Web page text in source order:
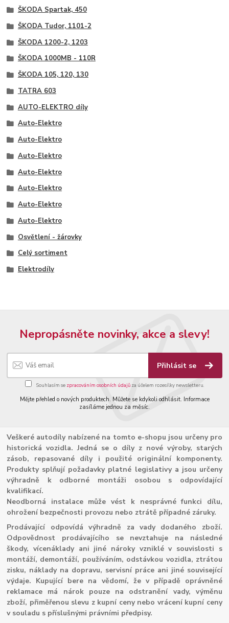
ŠKODA Spartak, 450
ŠKODA Tudor, 1101-2
ŠKODA 1200-2, 1203
ŠKODA 1000MB - 110R
ŠKODA 105, 120, 130
TATRA 603
AUTO-ELEKTRO díly
Auto-Elektro
Auto-Elektro
Auto-Elektro
Auto-Elektro
Auto-Elektro
Auto-Elektro
Auto-Elektro
Osvětlení - žárovky
Celý sortiment
Elektrodíly
Nepropásněte novinky, akce a slevy!
Přihlásit se
Souhlasím se zpracováním osobních údajůza účelem rozesílky newsletteru.
Mějte přehled o nových produktech. Můžete se kdykoli odhlásit. Informace
zasíláme jednou za měsíc.
Veškeré autodíly nabízené na tomto e-shopu jsou určeny pro
historická vozidla. Jedná se o díly z nové výroby, starých
zásob, repasované díly i použité originální komponenty.
Produkty splňují požadavky platné legislativy a jsou určeny
výhradně k odborné montáži osobou s odpovídající
kvalifikací.
Neodborná instalace může vést k nesprávné funkci dílu,
ohrožení bezpečnosti provozu nebo ztrátě případné záruky.
Prodávající odpovídá výhradně za vady dodaného zboží.
Odpovědnost prodávajícího se nevztahuje na následné
škody, vícenáklady ani jiné nároky vzniklé v souvislosti s
montáží, demontáží, používáním, odstávkou vozidla, ztrátou
zisku, náklady na dopravu, servisní práce ani jiné související
výdaje. Kupující bere na vědomí, že v případě oprávněné
reklamace má nárok pouze na odstranění vady, výměnu
zboží, přiměřenou slevu z kupní ceny nebo vrácení kupní ceny
v souladu s příslušnými právními předpisy.